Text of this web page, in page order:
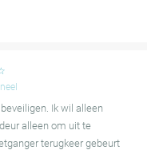
Ik wil alleen
alleen om uit te
terugkeer gebeurt